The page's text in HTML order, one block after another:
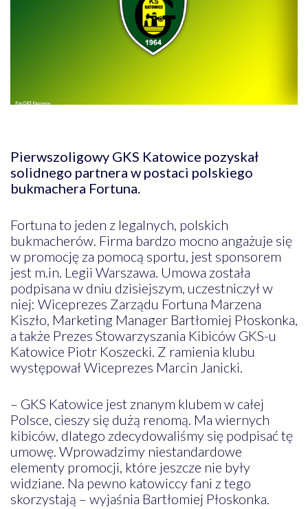
Pierwszoligowy GKS Katowice pozyskał
solidnego partnera w postaci polskiego
bukmachera Fortuna.
Fortuna to jeden z legalnych, polskich
bukmacherów. Firma bardzo mocno angażuje się
w promocję za pomocą sportu, jest sponsorem
jest m.in. Legii Warszawa. Umowa została
podpisana w dniu dzisiejszym, uczestniczył w
niej: Wiceprezes Zarządu Fortuna Marzena
Kiszło, Marketing Manager Bartłomiej Płoskonka,
a także Prezes Stowarzyszania Kibiców GKS-u
Katowice Piotr Koszecki. Z ramienia klubu
występował Wiceprezes Marcin Janicki.
– GKS Katowice jest znanym klubem w całej
Polsce, cieszy się dużą renomą. Ma wiernych
kibiców, dlatego zdecydowaliśmy się podpisać tę
umowę. Wprowadzimy niestandardowe
elementy promocji, które jeszcze nie były
widziane. Na pewno katowiccy fani z tego
skorzystają – wyjaśnia Bartłomiej Płoskonka.